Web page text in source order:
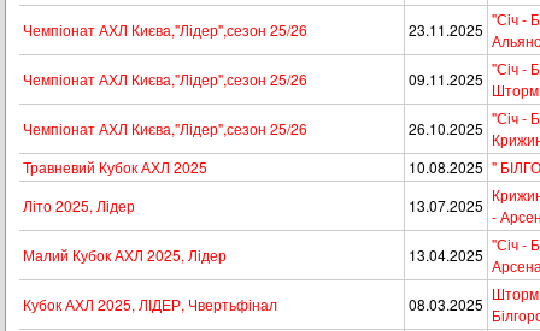
Чемпіонат АХЛ Києва,"Лідер",сезон 25/26
23.11.2025
"Сiч -
Альянс
Чемпіонат АХЛ Києва,"Лідер",сезон 25/26
09.11.2025
"Сiч -
Шторм
Чемпіонат АХЛ Києва,"Лідер",сезон 25/26
26.10.2025
"Сiч -
Травневий Кубок АХЛ 2025
10.08.2025 "
Літо 2025, Лідер
13.07.2025
-
Малий Кубок АХЛ 2025, Лідер
13.04.2025
"Сiч -
Кубок АХЛ 2025, ЛІДЕР, Чвертьфінал
08.03.2025